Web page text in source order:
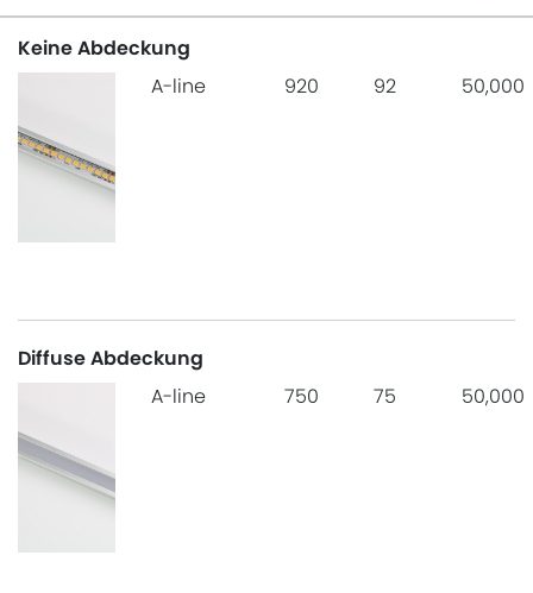
Keine Abdeckung
A-line
920 92 50,000
Diffuse Abdeckung
A-line
750 75 50,000